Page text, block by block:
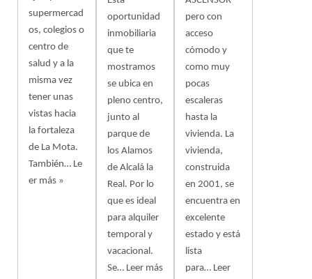
supermercad
os, colegios o
centro de
salud y a la
misma vez
tener unas
vistas hacia
la fortaleza
de La Mota.
También… Le
er más »
oportunidad
inmobiliaria
que te
mostramos
se ubica en
pleno centro,
junto al
parque de
los Alamos
de Alcalá la
Real. Por lo
que es ideal
para alquiler
temporal y
vacacional.
Se… Leer más
pero con
acceso
cómodo y
como muy
pocas
escaleras
hasta la
vivienda. La
vivienda,
construida
en 2001, se
encuentra en
excelente
estado y está
lista
para… Leer